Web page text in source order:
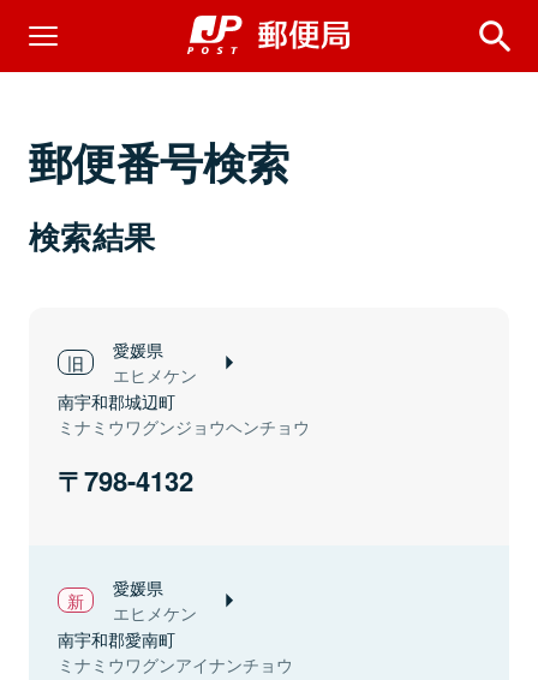
郵便番号検索
検索結果
愛媛県
エヒメケン
南宇和郡城辺町
ミナミウワグンジョウヘンチョウ
798-4132
愛媛県
エヒメケン
南宇和郡愛南町
ミナミウワグンアイナンチョウ